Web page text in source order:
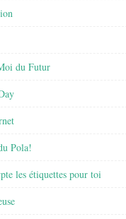
du Futur
Pola!
les étiquettes pour toi